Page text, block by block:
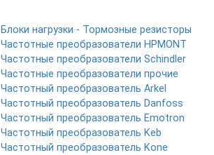
Блоки нагрузки - Тормозные резисторы
Частотные преобразователи HPMONT
Частотные преобразователи Schindler
Частотные преобразователи прочие
Частотный преобразователь Arkel
Частотный преобразователь Danfoss
Частотный преобразователь Emotron
Частотный преобразователь Keb
Частотный преобразователь Kone